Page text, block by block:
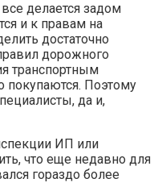
делается задом
и к правам на
достаточно
дорожного
транспортным
покупаются. Поэтому
да и,
ИП или
что еще недавно для
гораздо более